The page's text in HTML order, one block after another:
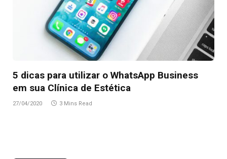
5 dicas para utilizar o WhatsApp Business
em sua Clínica de Estética
27/04/2020 3 Mins Read